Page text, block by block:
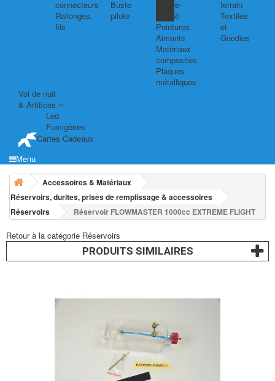
connecteurs
Rallonges,
fils
Buste
pilote
Contre-
plaqué
Peintures
Aimants
Matériaux
composites
Plaques
métalliques
terrain
Textiles
et
Goodies
Vol de nuit
& Artifices
Led
Fumigènes
Cartes Cadeaux
Menu
Accessoires & Matériaux
Réservoirs, durites, prises de remplissage & accessoires
Réservoirs
Réservoir FLOWMASTER 1000cc EXTREME FLIGHT
Retour à la catégorie Réservoirs
PRODUITS SIMILAIRES